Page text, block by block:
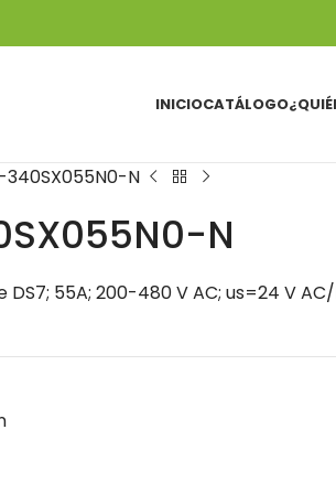
INICIOCATÁLOGO
340SX055N0-N
N
55A; 200-480 V AC; us=24 V